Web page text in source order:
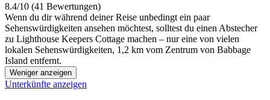
8.4/10 (41 Bewertungen)
Wenn du dir während deiner Reise unbedingt ein paar
Sehenswürdigkeiten ansehen möchtest, solltest du einen Abstecher
zu Lighthouse Keepers Cottage machen – nur eine von vielen
lokalen Sehenswürdigkeiten, 1,2 km vom Zentrum von Babbage
Island entfernt.
Weniger anzeigen
Unterkünfte anzeigen